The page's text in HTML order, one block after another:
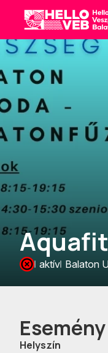
HelloVEB
aktív Balaton
Helyszín